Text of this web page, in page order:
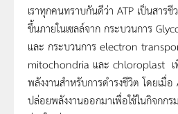
เราทุกคนทราบกันดีว่า ATP เป็นสาร
ขึ้นภายในเซลล์จาก กระบวนการ
และ กระบวนการ electron
mitochondria และ chloroplast เพื่
พลังงานสำหรับการดำรงชีวิต โดยเมื่
ปล่อยพลังงานออกมาเพื่อใช้ในกิจกก